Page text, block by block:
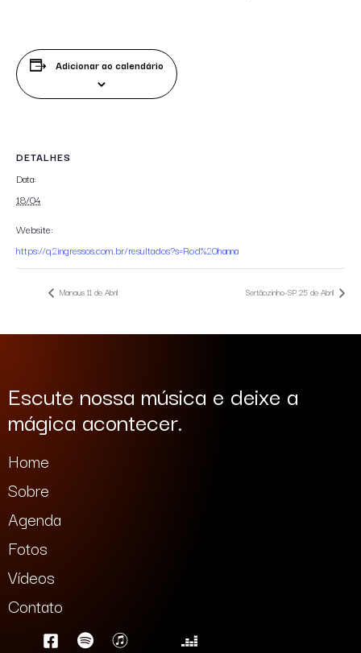
Adicionar ao calendário
DETALHES
Data:
18/04
Website:
https://q2ingressos.com.br/resultados?s=Rod%20hanna
Manaus 11 de Abril Sertãozinho-SP 25 de Abril
Escute nossa música e deixe a
mágica acontecer.
Home
Sobre
Agenda
Fotos
Vídeos
Contato